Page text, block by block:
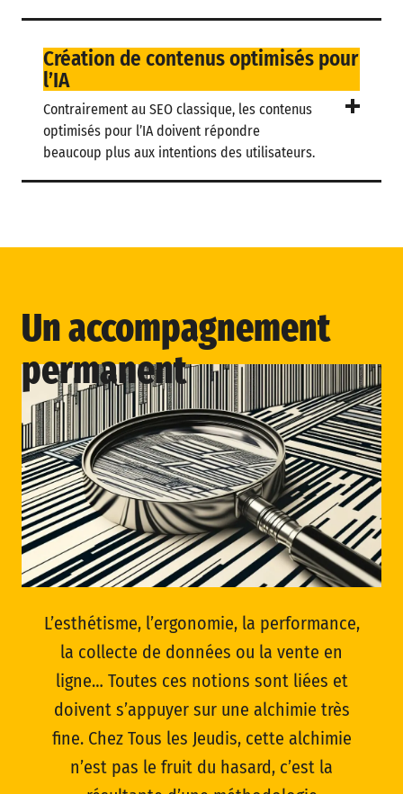
Création de contenus optimisés pour
l’IA
Contrairement au SEO classique, les contenus
optimisés pour l’IA doivent répondre
beaucoup plus aux intentions des utilisateurs.
Unaccompagnement
permanent
L’esthétisme, l’ergonomie, la performance,
la collecte de données ou la vente en
ligne… Toutes ces notions sont liées et
doivent s’appuyer sur une alchimie très
fine. Chez Tous les Jeudis, cette alchimie
n’est pas le fruit du hasard, c’est la